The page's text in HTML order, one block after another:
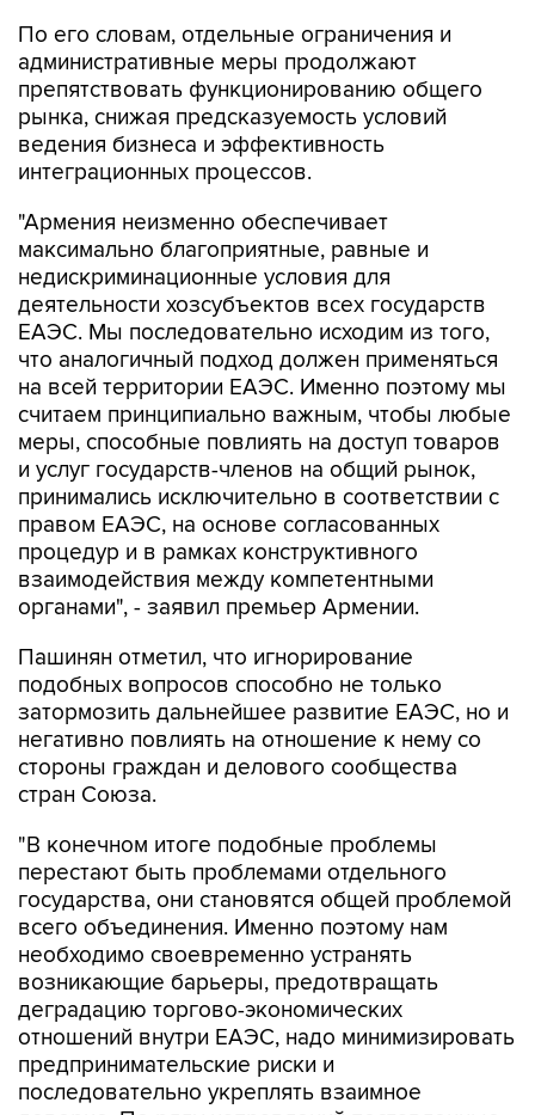
По его словам, отдельные ограничения и
административные меры продолжают
препятствовать функционированию общего
рынка, снижая предсказуемость условий
ведения бизнеса и эффективность
интеграционных процессов.
"Армения неизменно обеспечивает
максимально благоприятные, равные и
недискриминационные условия для
деятельности хозсубъектов всех государств
ЕАЭС. Мы последовательно исходим из того,
что аналогичный подход должен применяться
на всей территории ЕАЭС. Именно поэтому мы
считаем принципиально важным, чтобы любые
меры, способные повлиять на доступ товаров
и услуг государств-членов на общий рынок,
принимались исключительно в соответствии с
правом ЕАЭС, на основе согласованных
процедур и в рамках конструктивного
взаимодействия между компетентными
органами", - заявил премьер Армении.
Пашинян отметил, что игнорирование
подобных вопросов способно не только
затормозить дальнейшее развитие ЕАЭС, но и
негативно повлиять на отношение к нему со
стороны граждан и делового сообщества
стран Союза.
"В конечном итоге подобные проблемы
перестают быть проблемами отдельного
государства, они становятся общей проблемой
всего объединения. Именно поэтому нам
необходимо своевременно устранять
возникающие барьеры, предотвращать
деградацию торгово-экономических
отношений внутри ЕАЭС, надо минимизировать
предпринимательские риски и
последовательно укреплять взаимное